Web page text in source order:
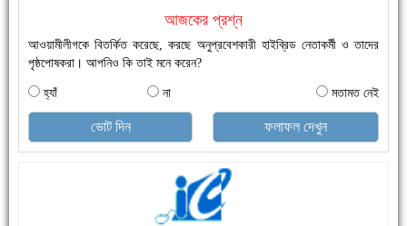
এক সপ্তাহে শনাক্ত বেড়েছে ৫৫%, মৃত্যু ৪৬%
আজকের প্রশ্ন
আওয়ামীলীগকে বিতর্কিত করেছে, করছে অনুপ্রবেশকারী হাইব্রিড নেতাকর্মী ও তাদের
পৃষ্ঠপোষকরা। আপনিও কি তাই মনে করেন?
হ্যাঁ না মতামত নেই
ভোট দিন ফলাফল দেখুন